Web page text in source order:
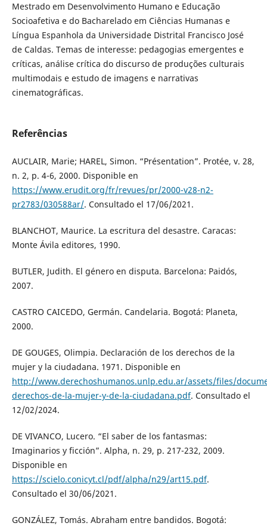
Mestrado em Desenvolvimento Humano e Educação
Socioafetiva e do Bacharelado em Ciências Humanas e
Língua Espanhola da Universidade Distrital Francisco José
de Caldas. Temas de interesse: pedagogias emergentes e
críticas, análise crítica do discurso de produções culturais
multimodais e estudo de imagens e narrativas
cinematográficas.
Referências
AUCLAIR, Marie; HAREL, Simon. “Présentation”. Protée, v. 28,
n. 2, p. 4-6, 2000. Disponible en
https://www.erudit.org/fr/revues/pr/2000-v28-n2-
pr2783/030588ar/. Consultado el 17/06/2021.
BLANCHOT, Maurice. La escritura del desastre. Caracas:
Monte Ávila editores, 1990.
BUTLER, Judith. El género en disputa. Barcelona: Paidós,
2007.
CASTRO CAICEDO, Germán. Candelaria. Bogotá: Planeta,
2000.
DE GOUGES, Olimpia. Declaración de los derechos de la
mujer y la ciudadana. 1971. Disponible en
http://www.derechoshumanos.unlp.edu.ar/assets/files/
derechos-de-la-mujer-y-de-la-ciudadana.pdf. Consultado el
12/02/2024.
DE VIVANCO, Lucero. “El saber de los fantasmas:
Imaginarios y ficción”. Alpha, n. 29, p. 217-232, 2009.
Disponible en
https://scielo.conicyt.cl/pdf/alpha/n29/art15.pdf.
Consultado el 30/06/2021.
GONZÁLEZ, Tomás. Abraham entre bandidos. Bogotá: